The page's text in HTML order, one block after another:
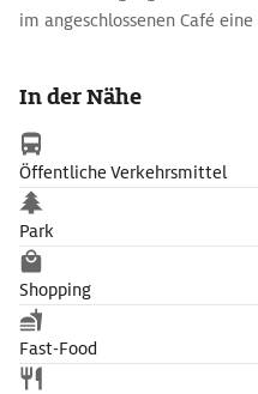
im angeschlossenen Café eine
In der Nähe
Öffentliche Verkehrsmittel
Park
Shopping
Fast-Food